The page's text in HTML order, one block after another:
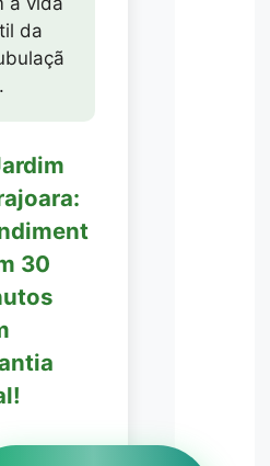
da
30